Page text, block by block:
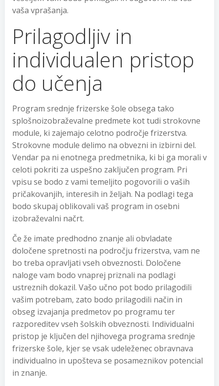
vaša vprašanja.
Prilagodljiv in
individualen pristop
do učenja
Program srednje frizerske šole obsega tako
splošnoizobraževalne predmete kot tudi strokovne
module, ki zajemajo celotno področje frizerstva.
Strokovne module delimo na obvezni in izbirni del.
Vendar pa ni enotnega predmetnika, ki bi ga morali v
celoti pokriti za uspešno zaključen program. Pri
vpisu se bodo z vami temeljito pogovorili o vaših
pričakovanjih, interesih in željah. Na podlagi tega
bodo skupaj oblikovali vaš program in osebni
izobraževalni načrt.
Če že imate predhodno znanje ali obvladate
določene spretnosti na področju frizerstva, vam ne
bo treba opravljati vseh obveznosti. Določene
naloge vam bodo vnaprej priznali na podlagi
ustreznih dokazil. Vašo učno pot bodo prilagodili
vašim potrebam, zato bodo prilagodili način in
obseg izvajanja predmetov po programu ter
razporeditev vseh šolskih obveznosti. Individualni
pristop je ključen del njihovega programa srednje
frizerske šole, kjer se vsak udeleženec obravnava
individualno in upošteva se posameznikov potencial
in znanje.